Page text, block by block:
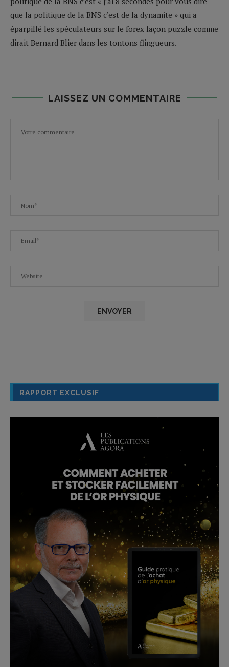
que la politique de la BNS c’est de la dynamite » qui a
éparpillé les spéculateurs sur le forex façon puzzle comme
dirait Bernard Blier dans les tontons flingueurs.
LAISSEZ UN COMMENTAIRE
RAPPORT EXCLUSIF